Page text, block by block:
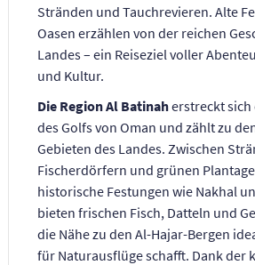
Stränden und Tauchrevieren. Alte
Oasen erzählen von der reichen
Landes – ein Reiseziel voller
und Kultur.
Die Region Al Batinaherstreckt sich
des Golfs von Oman und zählt zu
Gebieten des Landes. Zwischen
Fischerdörfern und grünen
historische Festungen wie Nakhal
bieten frischen Fisch, Datteln und
die Nähe zu den Al-Hajar-Bergen
für Naturausflüge schafft. Dank der